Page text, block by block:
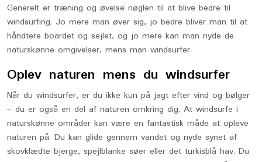
Generelt er træning og øvelse nøglen til at blive bedre til
windsurfing. Jo mere man øver sig, jo bedre bliver man til at
håndtere boardet og sejlet, og jo mere kan man nyde de
naturskønne omgivelser, mens man windsurfer.
Oplev naturen mens du windsurfer
Når du windsurfer, er du ikke kun på jagt efter vind og bølger
– du er også en del af naturen omkring dig. At windsurfe i
naturskønne områder kan være en fantastisk måde at opleve
naturen på. Du kan glide gennem vandet og nyde synet af
skovklædte bjerge, spejlblanke søer eller det turkisblå hav. Du